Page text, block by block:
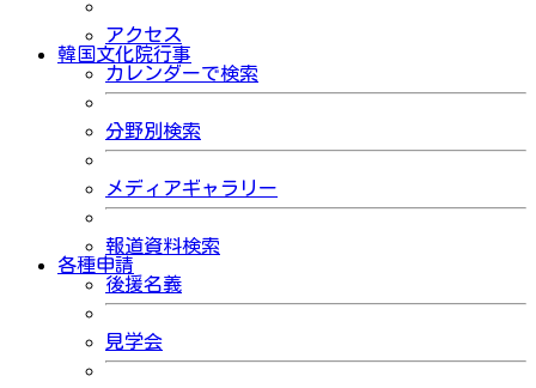
アクセス
韓国文化院行事
カレンダーで検索
分野別検索
メディアギャラリー
報道資料検索
各種申請
後援名義
見学会